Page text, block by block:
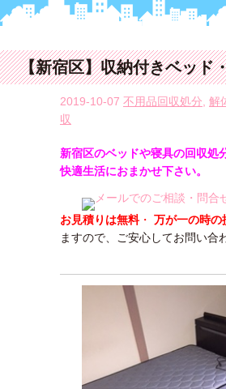
【新宿区】収納付きベッド
2019-10-07 不用品回収処分 解
収
新宿区のベッドや寝具の回収処
快適生活におまかせ下さい。
お見積りは無料・ 万が一の時の
ますので、ご安心してお問い合